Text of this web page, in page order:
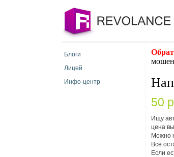
Блоги
Лицей
Инфо-центр
50
Ищу
цена
Можно
Всё
Если